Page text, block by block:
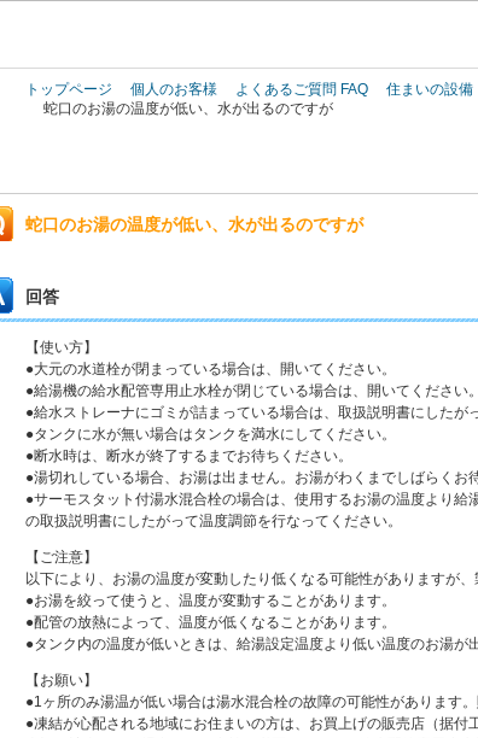
トップページ 個人のお客様 よくあるご質問 FAQ 住まいの設備
蛇口のお湯の温度が低い、水が出るのですが
蛇口のお湯の温度が低い、水が出るのですが
回答
【使い方】
●大元の水道栓が閉まっている場合は、開いてください。
●給湯機の給水配管専用止水栓が閉じている場合は、開いてください。
●給水ストレーナにゴミが詰まっている場合は、取扱説明書にしたが
●タンクに水が無い場合はタンクを満水にしてください。
●断水時は、断水が終了するまでお待ちください。
●湯切れしている場合、お湯は出ません。お湯がわくまでしばらくお
●サーモスタット付湯水混合栓の場合は、使用するお湯の温度より
の取扱説明書にしたがって温度調節を行なってください。
【ご注意】
以下により、お湯の温度が変動したり低くなる可能性がありますが、
●お湯を絞って使うと、温度が変動することがあります。
●配管の放熱によって、温度が低くなることがあります。
●タンク内の温度が低いときは、給湯設定温度より低い温度のお湯が
【お願い】
●1ヶ所のみ湯温が低い場合は湯水混合栓の故障の可能性があります。
●凍結が心配される地域にお住まいの方は、お買上げの販売店（据付